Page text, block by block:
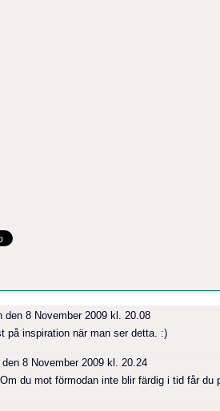
den 8 November 2009 kl. 20.08
på inspiration när man ser detta. :)
den 8 November 2009 kl. 20.24
du mot förmodan inte blir färdig i tid får du